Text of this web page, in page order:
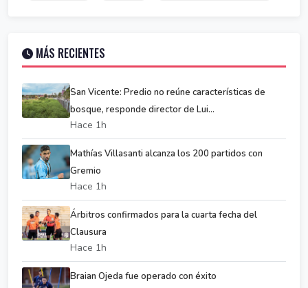
MÁS RECIENTES
San Vicente: Predio no reúne características de
bosque, responde director de Lui...
Hace 1h
Mathías Villasanti alcanza los 200 partidos con
Gremio
Hace 1h
Árbitros confirmados para la cuarta fecha del
Clausura
Hace 1h
Braian Ojeda fue operado con éxito